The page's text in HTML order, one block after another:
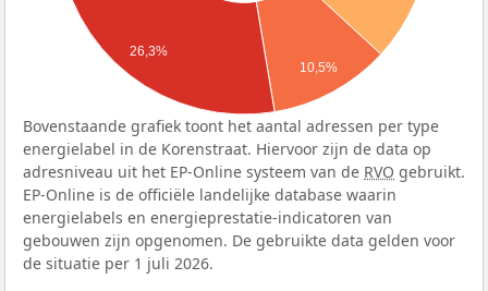
10,5%
26,3%
Bovenstaande grafiek toont het aantal adressen per type
energielabel in de Korenstraat. Hiervoor zijn de data op
adresniveau uit het EP-Online systeem van de RVO gebruikt.
EP-Online is de officiële landelijke database waarin
energielabels en energieprestatie-indicatoren van
gebouwen zijn opgenomen. De gebruikte data gelden voor
de situatie per 1 juli 2026.